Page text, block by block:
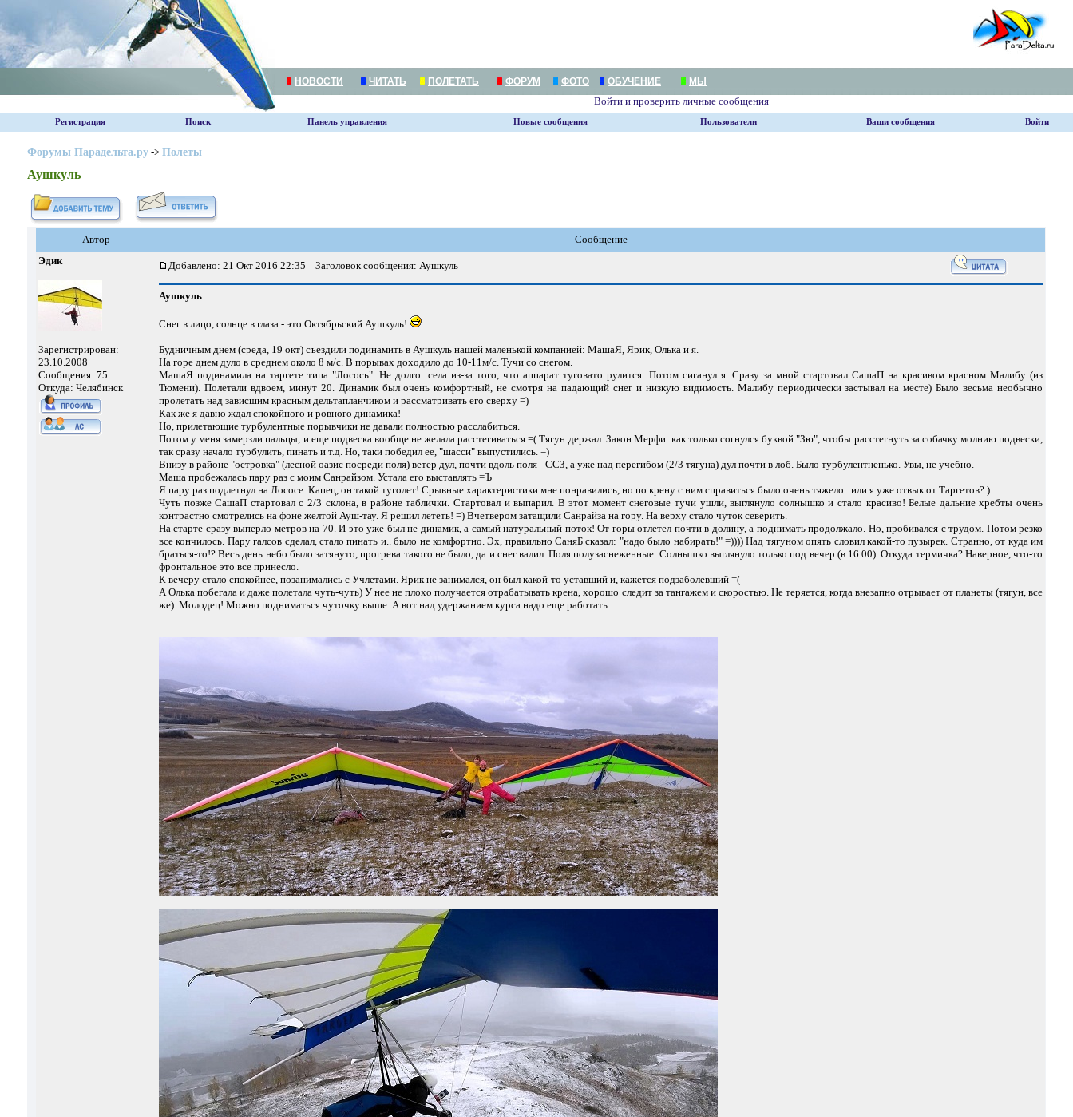
НОВОСТИ ЧИТАТЬ ПОЛЕТАТЬ ФОРУМ ФОТО ОБУЧЕНИЕ МЫ
Войти и проверить личные сообщения
Регистрация Поиск Панель управления Новые сообщения Пользователи Ваши сообщения Войти
Форумы Парадельта.ру -> Полеты
Аушкуль
Автор
Сообщение
Эдик
Зарегистрирован:
23.10.2008
Сообщения: 75
Откуда: Челябинск
Добавлено: 21 Окт 2016 22:35 Заголовок сообщения: Аушкуль
Аушкуль
Снег в лицо, солнце в глаза - это Октябрьский Аушкуль!
Будничным днем (среда, 19 окт) съездили подинамить в Аушкуль нашей маленькой компанией: МашаЯ, Ярик, Олька и я.
На горе днем дуло в среднем около 8 м/с. В порывах доходило до 10-11м/с. Тучи со снегом.
МашаЯ подинамила на таргете типа "Лосось". Не долго...села из-за того, что аппарат туговато рулится. Потом сиганул я. Сразу за мной стартовал СашаП на красивом красном Малибу (из
Тюмени). Полетали вдвоем, минут 20. Динамик был очень комфортный, не смотря на падающий снег и низкую видимость. Малибу периодически застывал на месте) Было весьма необычно
пролетать над зависшим красным дельтапланчиком и рассматривать его сверху =)
Как же я давно ждал спокойного и ровного динамика!
Но, прилетающие турбулентные порывчики не давали полностью расслабиться.
Потом у меня замерзли пальцы, и еще подвеска вообще не желала расстегиваться =( Тягун держал. Закон Мерфи: как только согнулся буквой "Зю", чтобы расстегнуть за собачку молнию подвески,
так сразу начало турбулить, пинать и т.д. Но, таки победил ее, "шасси" выпустились. =)
Внизу в районе "островка" (лесной оазис посреди поля) ветер дул, почти вдоль поля - ССЗ, а уже над перегибом (2/3 тягуна) дул почти в лоб. Было турбулентненько. Увы, не учебно.
Маша пробежалась пару раз с моим Санрайзом. Устала его выставлять =Ъ
Я пару раз подлетнул на Лососе. Капец, он такой туголет! Срывные характеристики мне понравились, но по крену с ним справиться было очень тяжело...или я уже отвык от Таргетов? )
Чуть позже СашаП стартовал с 2/3 склона, в районе таблички. Стартовал и выпарил. В этот момент снеговые тучи ушли, выглянуло солнышко и стало красиво! Белые дальние хребты очень
контрастно смотрелись на фоне желтой Ауш-тау. Я решил лететь! =) Вчетвером затащили Санрайза на гору. На верху стало чуток северить.
На старте сразу выперло метров на 70. И это уже был не динамик, а самый натуральный поток! От горы отлетел почти в долину, а поднимать продолжало. Но, пробивался с трудом. Потом резко
все кончилось. Пару галсов сделал, стало пинать и.. было не комфортно. Эх, правильно СаняБ сказал: "надо было набирать!" =)))) Над тягуном опять словил какой-то пузырек. Странно, от куда им
браться-то!? Весь день небо было затянуто, прогрева такого не было, да и снег валил. Поля полузаснеженные. Солнышко выглянуло только под вечер (в 16.00). Откуда термичка? Наверное, что-то
фронтальное это все принесло.
К вечеру стало спокойнее, позанимались с Учлетами. Ярик не занимался, он был какой-то уставший и, кажется подзаболевший =(
А Олька побегала и даже полетала чуть-чуть) У нее не плохо получается отрабатывать крена, хорошо следит за тангажем и скоростью. Не теряется, когда внезапно отрывает от планеты (тягун, все
же). Молодец! Можно подниматься чуточку выше. А вот над удержанием курса надо еще работать.